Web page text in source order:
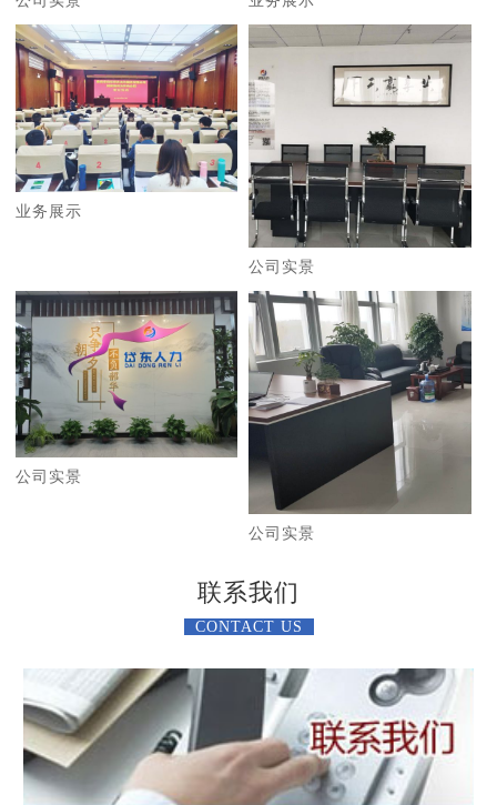
业务展示
公司实景
公司实景
公司实景
联系我们
CONTACT US